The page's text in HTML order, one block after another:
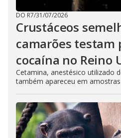
DO R7/31/07/2026
Crustáceos
camarões testam
cocaína no Reino
Cetamina, anestésico utilizado
também apareceu em